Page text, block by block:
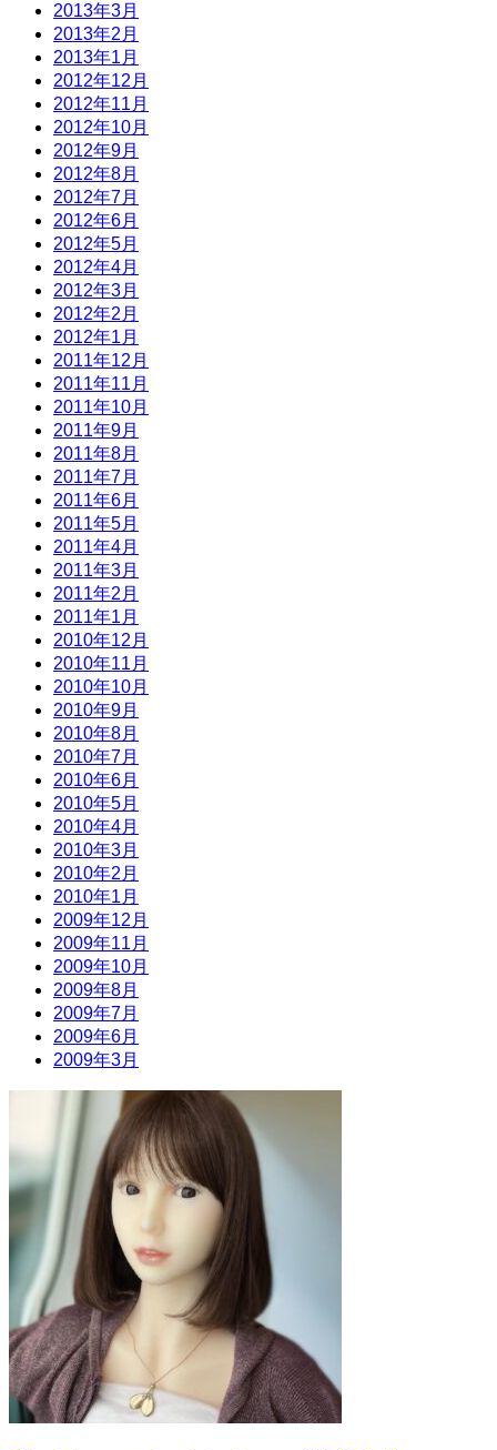
2013年3月
2013年2月
2013年1月
2012年12月
2012年11月
2012年10月
2012年9月
2012年8月
2012年7月
2012年6月
2012年5月
2012年4月
2012年3月
2012年2月
2012年1月
2011年12月
2011年11月
2011年10月
2011年9月
2011年8月
2011年7月
2011年6月
2011年5月
2011年4月
2011年3月
2011年2月
2011年1月
2010年12月
2010年11月
2010年10月
2010年9月
2010年8月
2010年7月
2010年6月
2010年5月
2010年4月
2010年3月
2010年2月
2010年1月
2009年12月
2009年11月
2009年10月
2009年8月
2009年7月
2009年6月
2009年3月